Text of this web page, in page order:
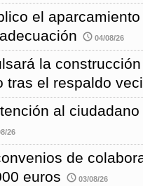
el
04/08/26
la
tras el respaldo
al
26
de
euros
03/08/26